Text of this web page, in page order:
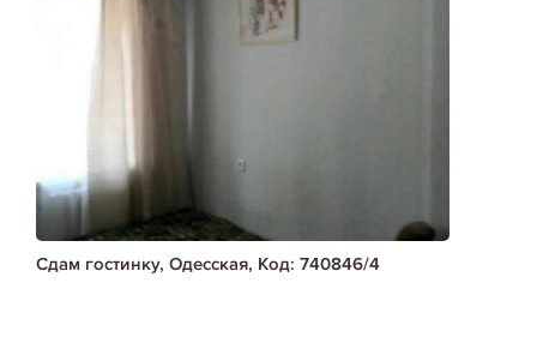
Сдам гостинку, Одесская, Код: 740846/4